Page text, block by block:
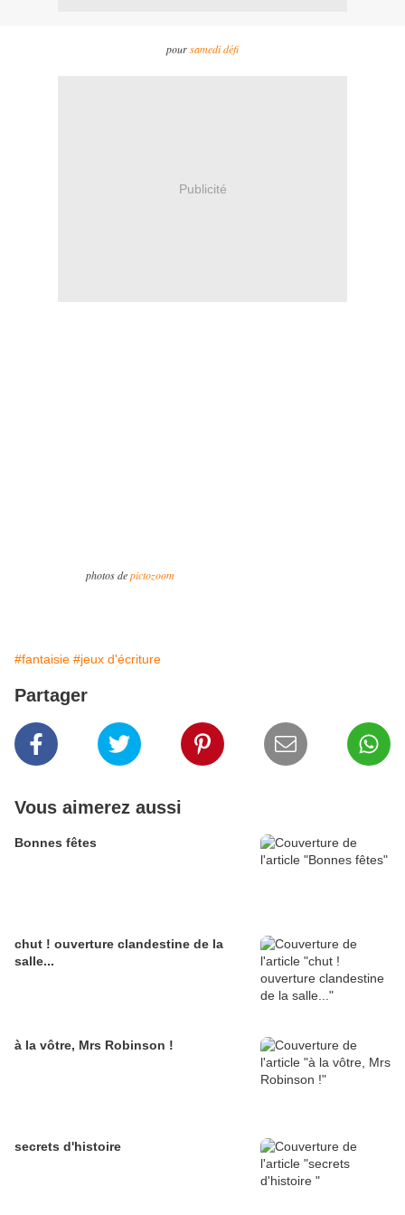
poursamedi défi
Publicité
photos depictozoom
#fantaisie #jeux d'écriture
Partager
Vous aimerez aussi
Bonnes fêtes
chut ! ouverture clandestine de la
salle...
à la vôtre, Mrs Robinson !
secrets d'histoire